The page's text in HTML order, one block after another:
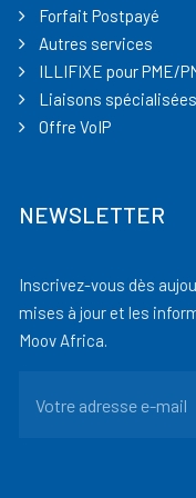
Forfait Postpayé
Autres services
ILLIFIXE pour PME/
Liaisons
Offre VoIP
NEWSLETTER
Inscrivez-vous dès
mises à jour et les
Moov Africa.